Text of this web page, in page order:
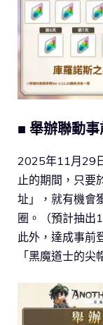
■ 舉辦聯動事
2025年11月29
止的期間，只要
址」，就有機會
圈。（預計抽出
此外，達成事前
「黑魔道士的尖